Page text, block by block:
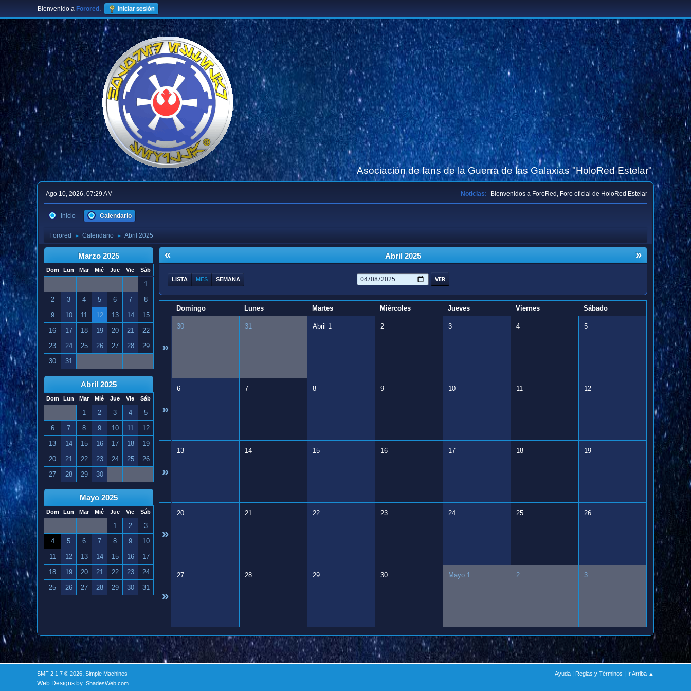
Bienvenido a Forored . Iniciar sesión
Asociación de fans de la Guerra de las Galaxias "HoloRed Estelar"
Ago 10, 2026, 07:29 AM Noticias: Bienvenidos a ForoRed, Foro oficial de HoloRed Estelar
Inicio Calendario
Forored ► Calendario ► Abril 2025
Marzo 2025
Dom Lun Mar Mié Jue Vie Sáb
1
2
3 4 5 6 7
8
9
10 11 12 13 14
15
16
17 18 19 20 21
22
23
24 25 26 27 28
29
30
31
Abril 2025
Dom Lun Mar Mié Jue Vie Sáb
1 2 3 4
5
6
7 8 9 10 11
12
13
14 15 16 17 18
19
20
21 22 23 24 25
26
27
28 29 30
Mayo 2025
Dom Lun Mar Mié Jue Vie Sáb
1 2
3
4
5 6 7 8 9
10
11
12 13 14 15 16
17
18
19 20 21 22 23
24
25
26 27 28 29 30 31
« »
Abril 2025
LISTA MES SEMANA
Domingo Lunes Martes Miércoles Jueves Viernes Sábado
»
30 31 Abril 1 2 3 4 5
»
6 7 8 9 10 11 12
»
13 14 15 16 17 18 19
»
20 21 22 23 24 25 26
»
27 28 29 30 Mayo 1 2 3
Ayuda Reglas y Términos Ir Arriba ▲
SMF 2.1.7 © 2026, Simple Machines
Web Designs by: ShadesWeb.com